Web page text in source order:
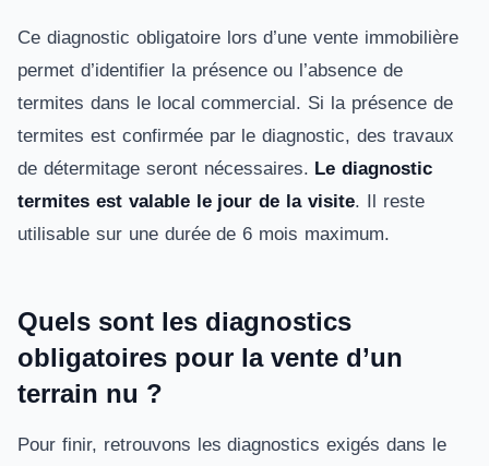
Ce diagnostic obligatoire lors d’une vente immobilière
permet d’identifier la présence ou l’absence de
termites dans le local commercial. Si la présence de
termites est confirmée par le diagnostic, des travaux
de détermitage seront nécessaires. Le diagnostic
termites est valable le jour de la visite. Il reste
utilisable sur une durée de 6 mois maximum.
Quels sont les diagnostics
obligatoires pour la vente d’un
terrain nu ?
Pour finir, retrouvons les diagnostics exigés dans le